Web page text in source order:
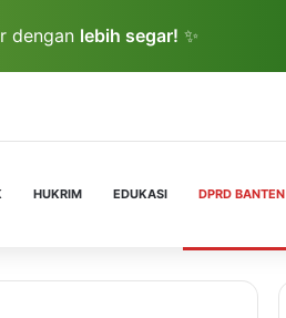
dengan lebih segar! ✨
HUKRIM EDUKASI DPRD BANTEN